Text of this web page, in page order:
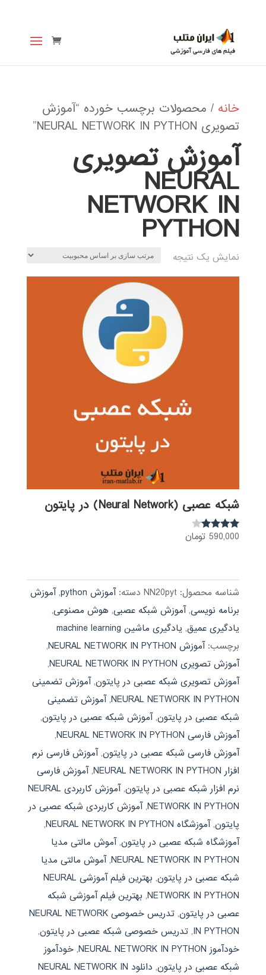
خانه / محصولات برچسب خورده “آموزش
تصویری NEURAL NETWORK IN PYTHON”
آموزش تصویری
NEURAL
NETWORK IN
PYTHON
نمایش یک نتیجه
شبکه عصبی (Neural Network) در پایتون
نمره
590,000 تومان
شناسه محصول: NN20pyt دسته:آموزش python ,آموزش
برنامه نویسی,آموزش شبکه عصبی, هوش مصنوعی,
یادگیری عمیق, یادگیری ماشین machine learning
برچسب:آموزش NEURAL NETWORK IN PYTHON
,
آموزش تصویری NEURAL NETWORK IN PYTHON
,
آموزش تصویری شبکه عصبی در پایتون,آموزش تضمینی
NEURAL NETWORK IN PYTHON
,آموزش تضمینی
شبکه عصبی در پایتون,آموزش شبکه عصبی در پایتون,
آموزش فارسی NEURAL NETWORK IN PYTHON
,
آموزش فارسی شبکه عصبی در پایتون,آموزش فارسی نرم
افزار NEURAL NETWORK IN PYTHON
,آموزش فارسی
نرم افزار شبکه عصبی در پایتون,
آموزش کاربردی NEURAL
NETWORK IN PYTHON
,آموزش کاربردی شبکه عصبی در
پایتون,آموزشگاه NEURAL NETWORK IN PYTHON
,
آموزشگاه شبکه عصبی در پایتون,آموش مالتی مدیا
NEURAL NETWORK IN PYTHON
,آموش مالتی مدیا
شبکه عصبی در پایتون,
بهترین فیلم آموزشی NEURAL
NETWORK IN PYTHON
, بهترین فیلم آموزشی شبکه
عصبی در پایتون,
تدریس خصوصی NEURAL NETWORK
IN PYTHON
, تدریس خصوصی شبکه عصبی در پایتون,
خودآموز NEURAL NETWORK IN PYTHON
, خودآموز
شبکه عصبی در پایتون,
دانلود NEURAL NETWORK IN